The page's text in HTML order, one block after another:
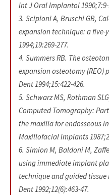
Int J Oral Implantol 1990;7:9-
3. Scipioni A, Bruschi GB,
expansion technique: a five-
1994;19:269-277.
4. Summers RB. The
expansion osteotomy (REO)
Dent 1994;15:422-426.
5. Schwarz MS, Rothman
Computed Tomography:
the maxilla for endosseous
Maxillofacial Implants
6. Simion M, Baldoni M,
using immediate implant
technique and guided
Dent 1992;12(6):463-47.